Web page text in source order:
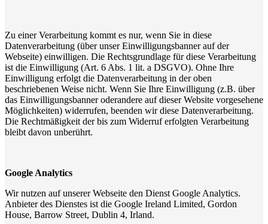
Zu einer Verarbeitung kommt es nur, wenn Sie in diese
Datenverarbeitung (über unser Einwilligungsbanner auf der
Webseite) einwilligen. Die Rechtsgrundlage für diese Verarbeitung
ist die Einwilligung (Art. 6 Abs. 1 lit. a DSGVO). Ohne Ihre
Einwilligung erfolgt die Datenverarbeitung in der oben
beschriebenen Weise nicht. Wenn Sie Ihre Einwilligung (z.B. über
das Einwilligungsbanner oderandere auf dieser Website vorgesehene
Möglichkeiten) widerrufen, beenden wir diese Datenverarbeitung.
Die Rechtmäßigkeit der bis zum Widerruf erfolgten Verarbeitung
bleibt davon unberührt.
Google Analytics
Wir nutzen auf unserer Webseite den Dienst Google Analytics.
Anbieter des Dienstes ist die Google Ireland Limited, Gordon
House, Barrow Street, Dublin 4, Irland.